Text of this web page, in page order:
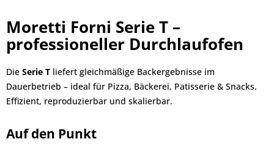
Moretti Forni Serie T –
professioneller Durchlaufofen
Die Serie T liefert gleichmäßige Backergebnisse im
Dauerbetrieb – ideal für Pizza, Bäckerei, Patisserie & Snacks.
Effizient, reproduzierbar und skalierbar.
Auf den Punkt